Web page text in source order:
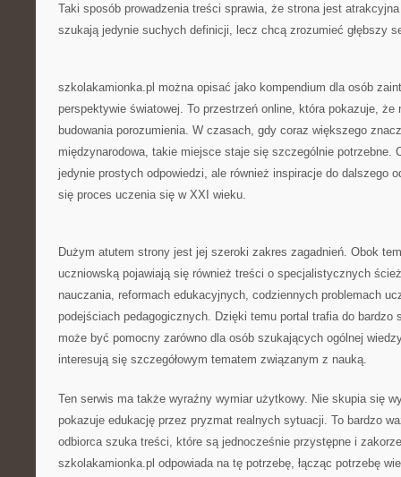
Taki sposób prowadzenia treści sprawia, że strona jest
szukają jedynie suchych definicji, lecz chcą zrozumieć głębszy
szkolakamionka.pl można opisać jako kompendium dla osób
perspektywie światowej. To przestrzeń online, która pokazuje, że
budowania porozumienia. W czasach, gdy coraz większego
międzynarodowa, takie miejsce staje się szczególnie potrzebne.
jedynie prostych odpowiedzi, ale również inspiracje do dalszego
się proces uczenia się w XXI wieku.
Dużym atutem strony jest jej szeroki zakres zagadnień. Obok
uczniowską pojawiają się również treści o specjalistycznych
nauczania, reformach edukacyjnych, codziennych problemach
podejściach pedagogicznych. Dzięki temu portal trafia do bardzo
może być pomocny zarówno dla osób szukających ogólnej
interesują się szczegółowym tematem związanym z nauką.
Ten serwis ma także wyraźny wymiar użytkowy. Nie skupia się
pokazuje edukację przez pryzmat realnych sytuacji. To bardzo
odbiorca szuka treści, które są jednocześnie przystępne i
szkolakamionka.pl odpowiada na tę potrzebę, łącząc potrzebę